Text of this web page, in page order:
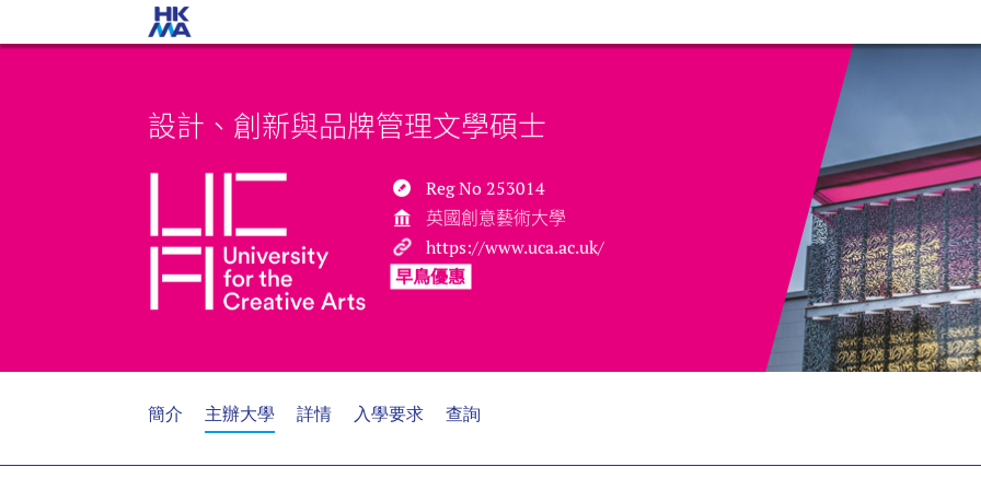
設計、創新與品牌管理文學碩士
Reg No 253014
英國創意藝術大學
https://www.uca.ac.uk/
早鳥優惠
簡介 主辦大學 詳情 入學要求 查詢